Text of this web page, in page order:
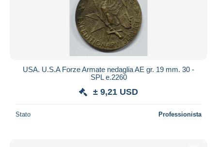
USA. U.S.A Forze Armate nedaglia AE gr. 19 mm. 30 -
SPL e.2260
± 9,21 USD
Stato Professionista